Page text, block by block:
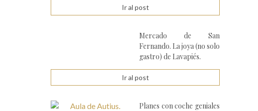
Ir al post
Mercado de San
Fernando. La joya (no solo
gastro) de Lavapiés.
Ir al post
Planes con coche geniales